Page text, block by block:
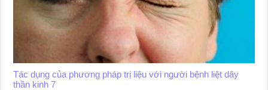
Tác dụng của phương pháp trị liệu với người bệnh liệt dây
thần kinh 7